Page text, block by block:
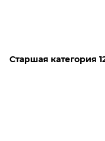
Старшая категория